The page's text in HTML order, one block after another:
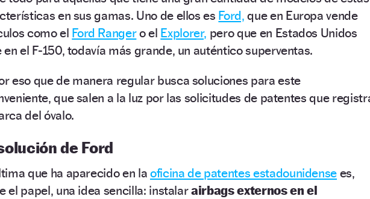
en sus gamas. Uno de ellos es Ford, que en Europa vende
como el Ford Rangero el Explorer, pero que en Estados Unidos
en el F-150, todavía más grande, un auténtico superventas.
eso que de manera regular busca soluciones para este
que salen a la luz por las solicitudes de patentes que
del óvalo.
de Ford
que ha aparecido en la oficina de patentes estadounidense es,
el papel, una idea sencilla: instalarairbags externos en el